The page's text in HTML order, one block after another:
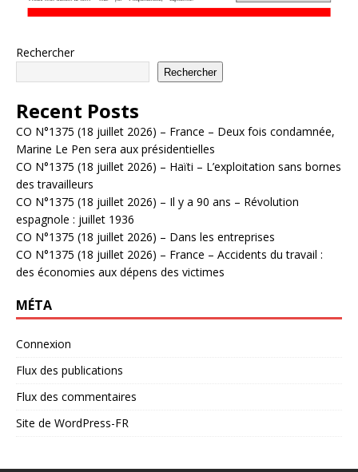
Rechercher
Rechercher
Recent Posts
CO N°1375 (18 juillet 2026) – France – Deux fois condamnée,
Marine Le Pen sera aux présidentielles
CO N°1375 (18 juillet 2026) – Haïti – L’exploitation sans bornes
des travailleurs
CO N°1375 (18 juillet 2026) – Il y a 90 ans – Révolution
espagnole : juillet 1936
CO N°1375 (18 juillet 2026) – Dans les entreprises
CO N°1375 (18 juillet 2026) – France – Accidents du travail :
des économies aux dépens des victimes
MÉTA
Connexion
Flux des publications
Flux des commentaires
Site de WordPress-FR